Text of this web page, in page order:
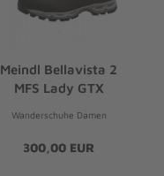
Meindl Bellavista 2
MFS Lady GTX
Wanderschuhe Damen
300,00 EUR